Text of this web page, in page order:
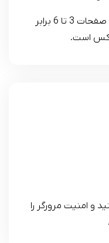
در مرورگر brave، سرعت بارگیری صفحات 3 تا 6 برابر
است.
و امنیت مرورگر را